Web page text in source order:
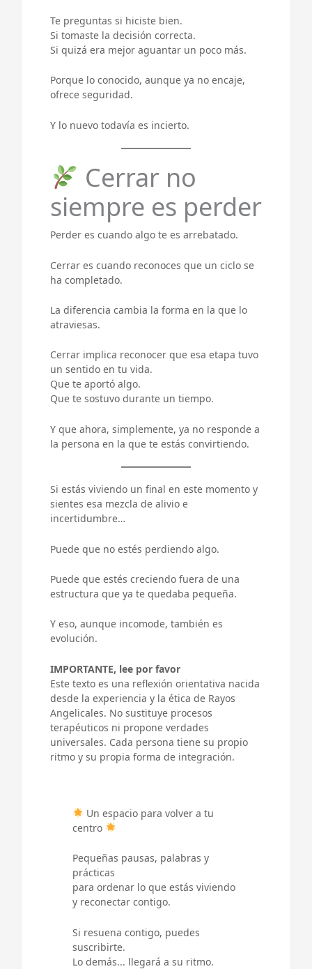
Te preguntas si hiciste bien.
Si tomaste la decisión correcta.
Si quizá era mejor aguantar un poco más.
Porque lo conocido, aunque ya no encaje,
ofrece seguridad.
Y lo nuevo todavía es incierto.
Cerrar no
siempre es perder
Perder es cuando algo te es arrebatado.
Cerrar es cuando reconoces que un ciclo se
ha completado.
La diferencia cambia la forma en la que lo
atraviesas.
Cerrar implica reconocer que esa etapa tuvo
un sentido en tu vida.
Que te aportó algo.
Que te sostuvo durante un tiempo.
Y que ahora, simplemente, ya no responde a
la persona en la que te estás convirtiendo.
Si estás viviendo un final en este momento y
sientes esa mezcla de alivio e
incertidumbre…
Puede que no estés perdiendo algo.
Puede que estés creciendo fuera de una
estructura que ya te quedaba pequeña.
Y eso, aunque incomode, también es
evolución.
IMPORTANTE, lee por favor
Este texto es una reflexión orientativa nacida
desde la experiencia y la ética de Rayos
Angelicales. No sustituye procesos
terapéuticos ni propone verdades
universales. Cada persona tiene su propio
ritmo y su propia forma de integración.
Un espacio para volver a tu
centro
Pequeñas pausas, palabras y
prácticas
para ordenar lo que estás viviendo
y reconectar contigo.
Si resuena contigo, puedes
suscribirte.
Lo demás... llegará a su ritmo.